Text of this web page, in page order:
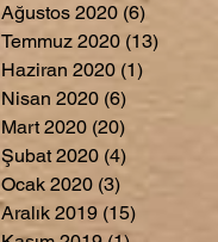
Ağustos 2020 (6)
Temmuz 2020 (13)
Haziran 2020 (1)
Nisan 2020 (6)
Mart 2020 (20)
Şubat 2020 (4)
Ocak 2020 (3)
Aralık 2019 (15)